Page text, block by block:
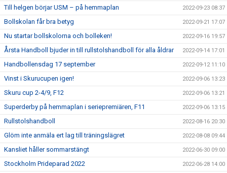
Till helgen börjar USM – på hemmaplan 2022-09-23 08:37
Bollskolan får bra betyg 2022-09-21 17:07
Nu startar bollskolorna och bolleken! 2022-09-16 19:57
Årsta Handboll bjuder in till rullstolshandboll för alla åldrar 2022-09-14 17:01
Handbollensdag 17 september 2022-09-12 11:10
Vinst i Skurucupen igen! 2022-09-06 13:23
Skuru cup 2-4/9, F12 2022-09-06 13:21
Superderby på hemmaplan i seriepremiären, F11 2022-09-06 13:15
Rullstolshandboll 2022-08-16 20:30
Glöm inte anmäla ert lag till träningslägret 2022-08-08 09:44
Kansliet håller sommarstängt 2022-06-30 09:00
Stockholm Prideparad 2022 2022-06-28 14:00